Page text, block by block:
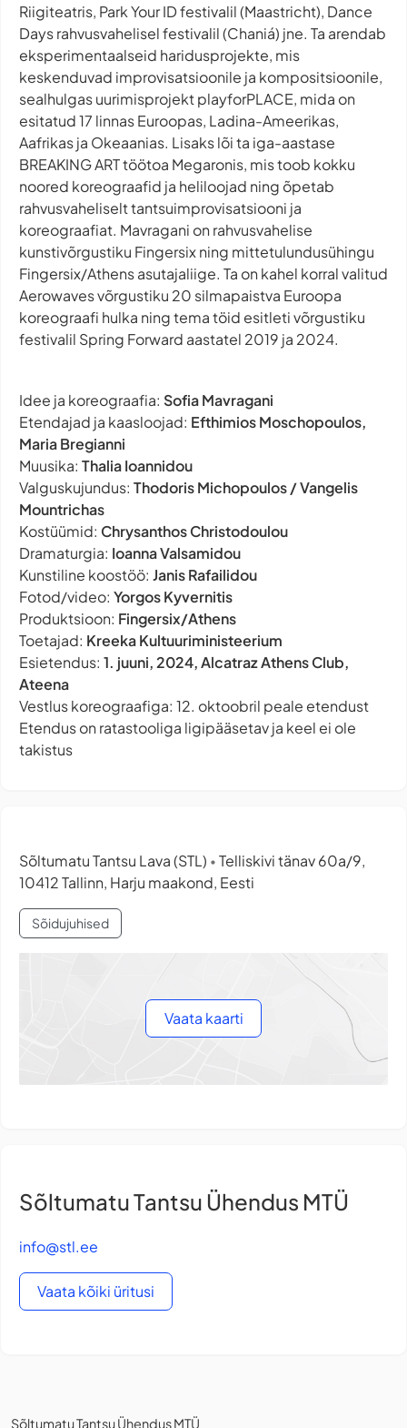
Riigiteatris, Park Your ID festivalil (Maastricht), Dance
Days rahvusvahelisel festivalil (Chaniá) jne. Ta arendab
eksperimentaalseid haridusprojekte, mis
keskenduvad improvisatsioonile ja kompositsioonile,
sealhulgas uurimisprojekt playforPLACE, mida on
esitatud 17 linnas Euroopas, Ladina-Ameerikas,
Aafrikas ja Okeaanias. Lisaks lõi ta iga-aastase
BREAKING ART töötoa Megaronis, mis toob kokku
noored koreograafid ja heliloojad ning õpetab
rahvusvaheliselt tantsuimprovisatsiooni ja
koreograafiat. Mavragani on rahvusvahelise
kunstivõrgustiku Fingersix ning mittetulundusühingu
Fingersix/Athens asutajaliige. Ta on kahel korral valitud
Aerowaves võrgustiku 20 silmapaistva Euroopa
koreograafi hulka ning tema töid esitleti võrgustiku
festivalil Spring Forward aastatel 2019 ja 2024.
Idee ja koreograafia: Sofia Mavragani
Etendajad ja kaasloojad: Efthimios Moschopoulos,
Maria Bregianni
Muusika: Thalia Ioannidou
Valguskujundus: Thodoris Michopoulos / Vangelis
Mountrichas
Kostüümid: Chrysanthos Christodoulou
Dramaturgia: Ioanna Valsamidou
Kunstiline koostöö: Janis Rafailidou
Fotod/video: Yorgos Kyvernitis
Produktsioon: Fingersix/Athens
Toetajad: Kreeka Kultuuriministeerium
Esietendus: 1. juuni, 2024, Alcatraz Athens Club,
Ateena
Vestlus koreograafiga: 12. oktoobril peale etendust
Etendus on ratastooliga ligipääsetav ja keel ei ole
takistus
Sõltumatu Tantsu Lava (STL) • Telliskivi tänav 60a/9,
10412 Tallinn, Harju maakond, Eesti
Sõidujuhised
Vaata kaarti
Sõltumatu Tantsu Ühendus MTÜ
info@stl.ee
Vaata kõiki üritusi
Sõltumatu Tantsu Ühendus MTÜ